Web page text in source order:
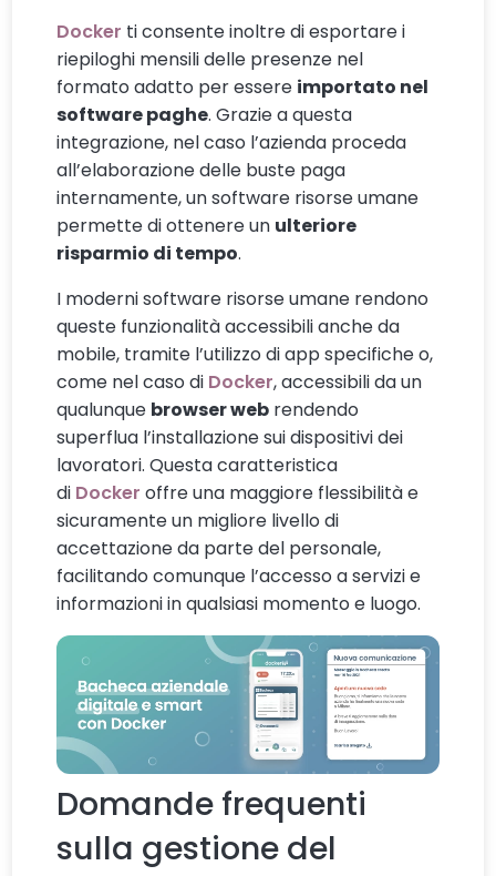
Docker ti consente inoltre di esportare i
riepiloghi mensili delle presenze nel
formato adatto per essere importato nel
software paghe. Grazie a questa
integrazione, nel caso l’azienda proceda
all’elaborazione delle buste paga
internamente, un software risorse umane
permette di ottenere un ulteriore
risparmio di tempo.
I moderni software risorse umane rendono
queste funzionalità accessibili anche da
mobile, tramite l’utilizzo di app specifiche o,
come nel caso di Docker, accessibili da un
qualunque browser web rendendo
superflua l’installazione sui dispositivi dei
lavoratori. Questa caratteristica
di Docker offre una maggiore flessibilità e
sicuramente un migliore livello di
accettazione da parte del personale,
facilitando comunque l’accesso a servizi e
informazioni in qualsiasi momento e luogo.
Domande frequenti
sulla gestione del